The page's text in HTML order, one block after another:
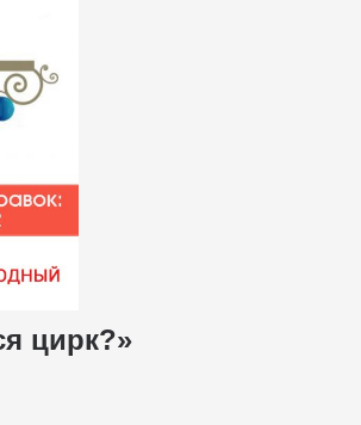
цирк?»